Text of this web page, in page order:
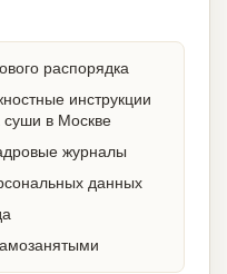
распорядка
инструкции
суши в Москве
журналы
данных